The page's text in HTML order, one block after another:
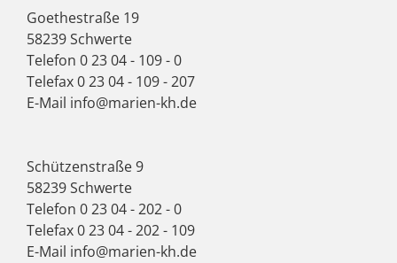
Goethestraße 19
58239 Schwerte
Telefon 0 23 04 - 109 - 0
Telefax 0 23 04 - 109 - 207
E-Mail info@marien-kh.de
Schützenstraße 9
58239 Schwerte
Telefon 0 23 04 - 202 - 0
Telefax 0 23 04 - 202 - 109
E-Mail info@marien-kh.de